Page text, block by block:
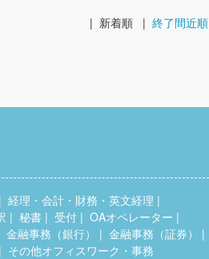
| 新着順 | 終了間近順
経理・会計・財務・英文経理
秘書 受付
OAオペレーター
金融事務（銀行）
金融事務（証券）
その他オフィスワーク・事務